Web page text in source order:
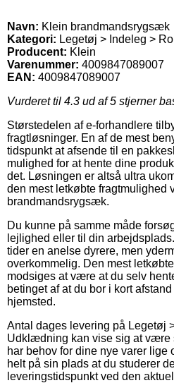
Navn: Klein brandmandsrygsæk
Kategori: Legetøj > Indeleg >
Producent: Klein
Varenummer: 4009847089007
EAN: 4009847089007
Vurderet til 4.3 ud af 5 stjerner
Størstedelen af e-forhandlere
fragtløsninger. En af de mest
tidspunkt at afsende til en
mulighed for at hente dine
det. Løsningen er altså ultra
den mest letkøbte fragtmulighed
brandmandsrygsæk.
Du kunne på samme måde
lejlighed eller til din
tider en anelse dyrere, men
overkommelig. Den mest
modsiges at være at du selv
betinget af at du bor i kort
hjemsted.
Antal dages levering på Legetøj
Udklædning kan vise sig at være
har behov for dine nye varer lige
helt på sin plads at du studerer
leveringstidspunkt ved den